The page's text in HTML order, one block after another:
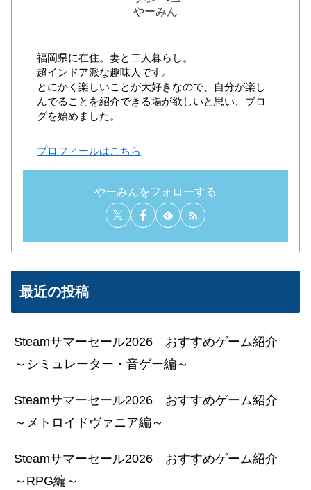
やーみん
福岡県に在住。妻と二人暮らし。
超インドア派な趣味人です。
とにかく楽しいことが大好きなので、自分が楽し
んでることを紹介できる場が欲しいと思い、ブロ
グを始めました。
プロフィールはこちら
やーみんをフォローする
最近の投稿
Steamサマーセール2026 おすすめゲーム紹介
～シミュレーター・音ゲー編～
Steamサマーセール2026 おすすめゲーム紹介
～メトロイドヴァニア編～
Steamサマーセール2026 おすすめゲーム紹介
～RPG編～